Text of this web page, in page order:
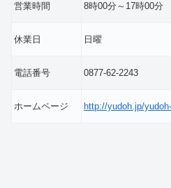
営業時間 8時00分～17時00分
休業日 日曜
電話番号 0877-62-2243
ホームページ http://yudoh.jp/